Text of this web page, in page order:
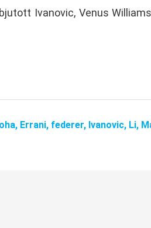
Ivanovic, Venus
Errani, federer, Ivanovic, Li,